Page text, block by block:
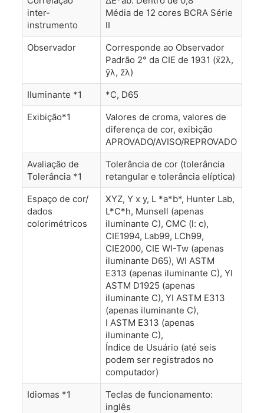
inter-
instrumento
Média de 12 cores BCRA Série
II
Observador
Corresponde ao Observador
Padrão 2° da CIE de 1931 (x̄2λ,
ȳλ, z̄λ)
Iluminante *1
*C, D65
Exibição*1
Valores de croma, valores de
diferença de cor, exibição
APROVADO/AVISO/REPROVADO
Avaliação de
Tolerância *1
Tolerância de cor (tolerância
retangular e tolerância elíptica)
Espaço de cor/
dados
colorimétricos
XYZ, Y x y, L *a*b*, Hunter Lab,
L*C*h, Munsell (apenas
iluminante C), CMC (l: c),
CIE1994, Lab99, LCh99,
CIE2000, CIE WI-Tw (apenas
iluminante D65), WI ASTM
E313 (apenas iluminante C), YI
ASTM D1925 (apenas
iluminante C), YI ASTM E313
(apenas iluminante C),
I ASTM E313 (apenas
iluminante C),
Índice de Usuário (até seis
podem ser registrados no
computador)
Idiomas *1
Teclas de funcionamento:
inglês